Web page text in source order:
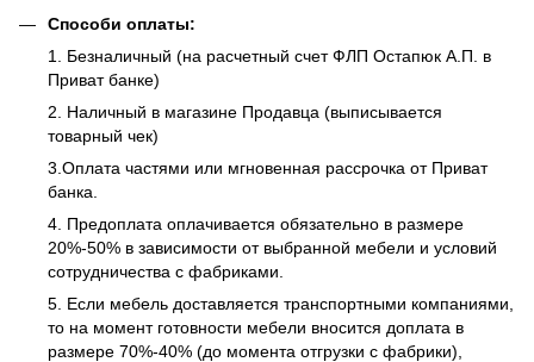
Способи оплаты:
1. Безналичный (на расчетный счет ФЛП Остапюк А.П. в
Приват банке)
2. Наличный в магазине Продавца (выписывается
товарный чек)
3.Оплата частями или мгновенная рассрочка от Приват
банка.
4. Предоплата оплачивается обязательно в размере
20%-50% в зависимости от выбранной мебели и условий
сотрудничества с фабриками.
5. Если мебель доставляется транспортными компаниями,
то на момент готовности мебели вносится доплата в
размере 70%-40% (до момента отгрузки с фабрики),